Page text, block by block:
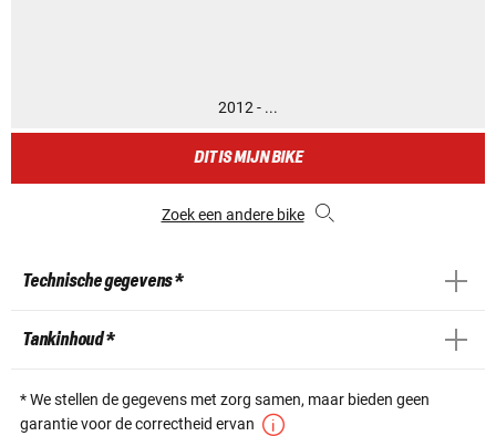
2012 - ...
DIT IS MIJN BIKE
Zoek een andere bike
Technische gegevens *
Tankinhoud *
* We stellen de gegevens met zorg samen, maar bieden geen
garantie voor de correctheid ervan